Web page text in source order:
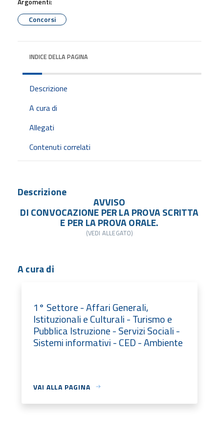
Concorsi
INDICE DELLA PAGINA
Descrizione
A cura di
Allegati
Contenuti correlati
Descrizione
AVVISO
DI CONVOCAZIONE PER LA PROVA SCRITTA
E PER LA PROVA ORALE.
(VEDI ALLEGATO)
A cura di
1° Settore - Affari Generali,
Istituzionali e Culturali - Turismo e
Pubblica Istruzione - Servizi Sociali -
Sistemi informativi - CED - Ambiente
VAI ALLA PAGINA